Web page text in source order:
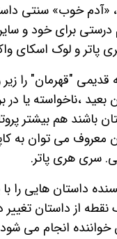
«آدم خوب» سنتی
برای خود و
پاتر و لوک اسکای
"قهرمان" را
،ناخواسته یا در
باشند هم بیشتر
معروف می توان به
سری هری پاتر.
داستان هایی
نقطه از داستان
انجام می